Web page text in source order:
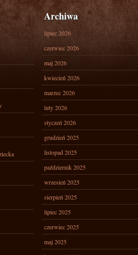
Archiwa
lipiec 2026
czerwiec 2026
maj 2026
kwiecień 2026
marzec 2026
luty 2026
styczeń 2026
grudzień 2025
listopad 2025
październik 2025
wrzesień 2025
sierpień 2025
lipiec 2025
czerwiec 2025
maj 2025